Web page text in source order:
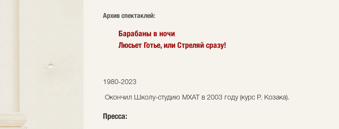
Архив спектаклей:
Барабаны в ночи
Люсьет Готье, или Стреляй сразу!
1980-2023
Окончил Школу-студию МХАТ в 2003 году (курс Р. Козака).
Пресса: